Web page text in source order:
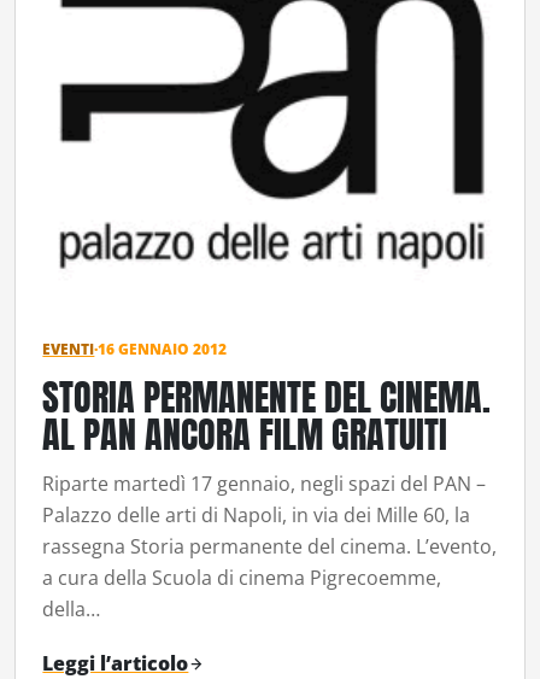
EVENTI·16 GENNAIO 2012
STORIA PERMANENTE DEL CINEMA.
AL PAN ANCORA FILM GRATUITI
Riparte martedì 17 gennaio, negli spazi del PAN –
Palazzo delle arti di Napoli, in via dei Mille 60, la
rassegna Storia permanente del cinema. L’evento,
a cura della Scuola di cinema Pigrecoemme,
della…
Leggi l’articolo